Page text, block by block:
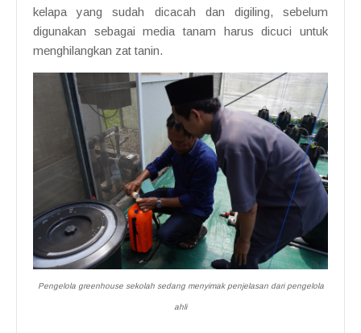
kelapa yang sudah dicacah dan digiling, sebelum
digunakan sebagai media tanam harus dicuci untuk
menghilangkan zat tanin.
Pengelola greenhouse sekolah sedang menyimak penjelasan dari pengelola
ahli